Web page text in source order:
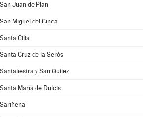
San Juan de Plan
San Miguel del Cinca
Santa Cilia
Santa Cruz de la Serós
Santaliestra y San Quílez
Santa María de Dulcis
Sariñena